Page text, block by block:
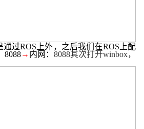
通过ROS 上外，之后我们在ROS 上配
8088→ 内网： 8088其次打开winbox，